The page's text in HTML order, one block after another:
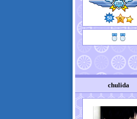
chulida